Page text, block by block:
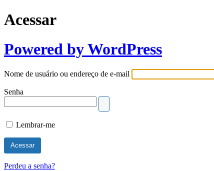
Acessar
Powered by WordPress
Nome de usuário ou endereço de e-mail
Senha
Lembrar-me
Perdeu a senha?